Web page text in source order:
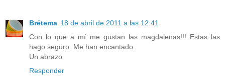
Brétema 18 de abril de 2011 a las 12:41
Con lo que a mí me gustan las magdalenas!!! Estas las
hago seguro. Me han encantado.
Un abrazo
Responder